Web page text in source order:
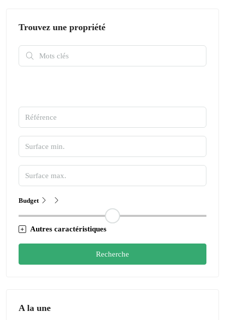
Trouvez une propriété
Budget
Autres caractéristiques
Recherche
A la une